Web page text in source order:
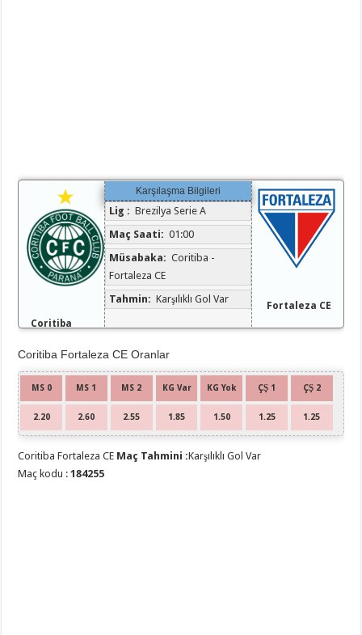
Coritiba
Karşılaşma Bilgileri
Lig : Brezilya Serie A
Maç Saati: 01:00
Müsabaka: Coritiba -
Fortaleza CE
Tahmin: Karşılıklı Gol Var
Fortaleza CE
Coritiba Fortaleza CE Oranlar
MS 0 MS 1 MS 2 KG Var KG Yok ÇŞ 1 ÇŞ 2
2.20 2.60 2.55 1.85 1.50 1.25 1.25
Coritiba Fortaleza CE Maç Tahmini :Karşılıklı Gol Var
Maç kodu :184255